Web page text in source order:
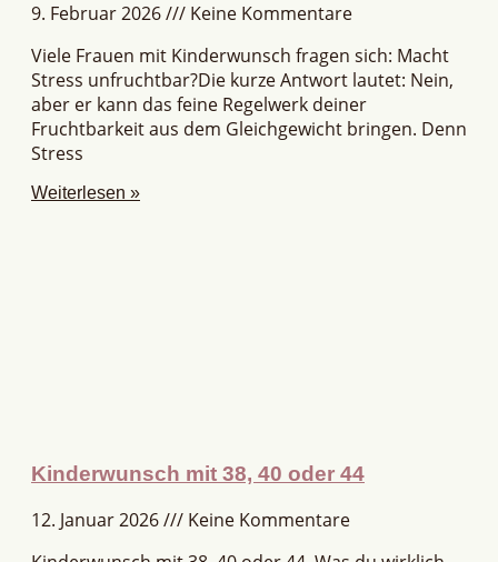
9. Februar 2026
Keine Kommentare
Viele Frauen mit Kinderwunsch fragen sich: Macht
Stress unfruchtbar?Die kurze Antwort lautet: Nein,
aber er kann das feine Regelwerk deiner
Fruchtbarkeit aus dem Gleichgewicht bringen. Denn
Stress
Weiterlesen »
Kinderwunsch mit 38, 40 oder 44
12. Januar 2026
Keine Kommentare